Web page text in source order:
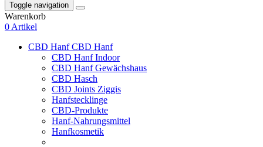
Toggle navigation
Warenkorb
0 Artikel
CBD HanfCBD Hanf
CBD Hanf Indoor
CBD Hanf Gewächshaus
CBD Hasch
CBD Joints Ziggis
Hanfstecklinge
CBD-Produkte
Hanf-Nahrungsmittel
Hanfkosmetik